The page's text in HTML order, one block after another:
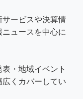
ービスや決算情
ュースを中心に
・地域イベント
くカバーしてい